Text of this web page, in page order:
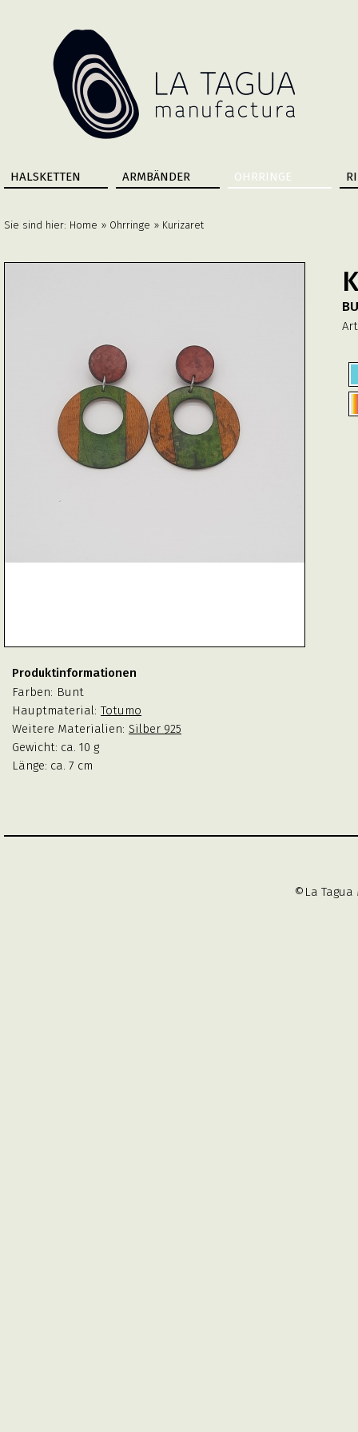
HALSKETTEN ARMBÄNDER OHRRINGE
Sie sind hier: Home » Ohrringe » Kurizaret
Produktinformationen
Farben: Bunt
Hauptmaterial: Totumo
Weitere Materialien: Silber 925
Gewicht: ca. 10 g
Länge: ca. 7 cm
©La Tagua